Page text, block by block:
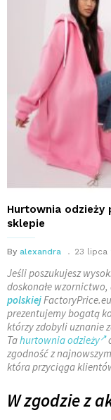
Hurtownia odzieży
sklepie
By alexandra 23 lipca
Jeśli poszukujesz
doskonałe wzornictwo,
polskiej
prezentujemy bogatą
którzy zdobyli uznanie
Tahurtownia odzieży
zgodność z
która przyciąga
W zgodzie z